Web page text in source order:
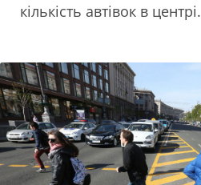
кількість автівок в центрі.